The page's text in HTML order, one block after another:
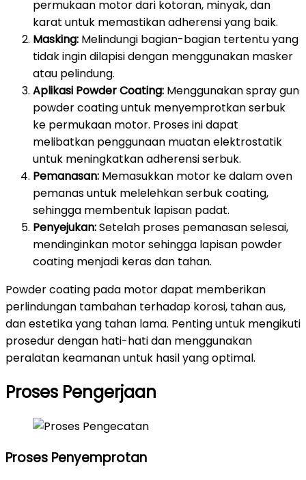
permukaan motor dari kotoran, minyak, dan
karat untuk memastikan adherensi yang baik.
Masking: Melindungi bagian-bagian tertentu yang
tidak ingin dilapisi dengan menggunakan masker
atau pelindung.
Aplikasi Powder Coating: Menggunakan spray gun
powder coating untuk menyemprotkan serbuk
ke permukaan motor. Proses ini dapat
melibatkan penggunaan muatan elektrostatik
untuk meningkatkan adherensi serbuk.
Pemanasan: Memasukkan motor ke dalam oven
pemanas untuk melelehkan serbuk coating,
sehingga membentuk lapisan padat.
Penyejukan:Setelah proses pemanasan selesai,
mendinginkan motor sehingga lapisan powder
coating menjadi keras dan tahan.
Powder coating pada motor dapat memberikan
perlindungan tambahan terhadap korosi, tahan aus,
dan estetika yang tahan lama. Penting untuk mengikuti
prosedur dengan hati-hati dan menggunakan
peralatan keamanan untuk hasil yang optimal.
Proses Pengerjaan
Proses Penyemprotan